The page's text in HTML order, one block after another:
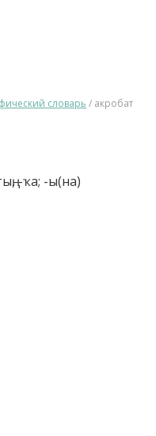
ОПРОС
СПРАВКА
словарь / акробат
-ҡа; -ы(на)